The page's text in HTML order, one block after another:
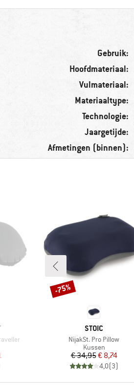
Gebruik:
Hoofdmateriaal:
Vulmateriaal:
Materiaaltype:
Technologie:
Jaargetijde:
Afmetingen (binnen):
prijs
MERK
STOIC
Artikel
NijakSt. Pro Pillow
Productgroep
Kussen
Prijs
€ 34,95Verlaagde
€ 8,74
4,0(3)
Korting
-75%